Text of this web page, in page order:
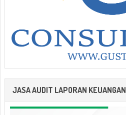
JASA AUDIT LAPORAN KEUANGAN